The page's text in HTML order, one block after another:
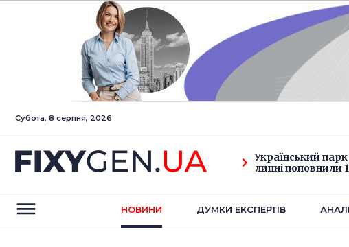
Субота, 8 серпня, 2026
Український
липні поповнили
НОВИНИ ДУМКИ ЕКСПЕРТIВ